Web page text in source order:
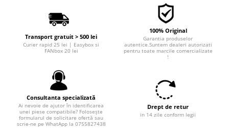
Filtre agent racire
Accesorii filtre
Filtre ulei
Filtre combustibil
Filtre habitaclu
Filtre uscator
Filtre hidraulice
Filtre epurator
Transport gratuit > 500 lei
Curier rapid 25 lei | Easybox si
FANbox 20 lei
100% Original
Garantia produselor
autentice.Suntem dealeri autorizati
pentru toate marcile comercializate
!
Consultanta specializată
Ai nevoie de ajutor în identificarea
unei piese compatibile? Folosește
formularul de solicitare ofertă sau
scrie-ne pe WhatApp la 0755827438
Drept de retur
in 14 zile conform legii